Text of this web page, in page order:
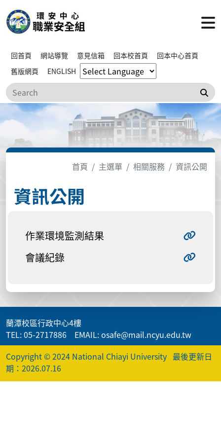
回首頁 網站導覽 意見信箱 回本校首頁
回本中心首頁
舊版網頁
ENGLISH
搜
首頁 主選單 相關服務 資訊公開
資訊公開
作業環境監測結果
會議紀錄
蘭潭校區行政中心4樓
TEL: 05-2717886 EMAIL: osafe@mail.ncyu.edu.tw
Copyright © 2024 National Chiayi University 最後更新日
期：2026.07.16